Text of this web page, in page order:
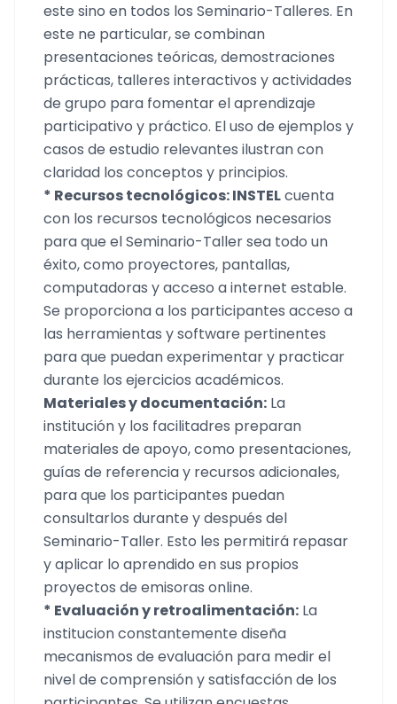
este sino en todos los Seminario-Talleres. En
este ne particular, se combinan
presentaciones teóricas, demostraciones
prácticas, talleres interactivos y actividades
de grupo para fomentar el aprendizaje
participativo y práctico. El uso de ejemplos y
casos de estudio relevantes ilustran con
claridad los conceptos y principios.
* Recursos tecnológicos: INSTELcuenta
con los recursos tecnológicos necesarios
para que el Seminario-Taller sea todo un
éxito, como proyectores, pantallas,
computadoras y acceso a internet estable.
Se proporciona a los participantes acceso a
las herramientas y software pertinentes
para que puedan experimentar y practicar
durante los ejercicios académicos.
Materiales y documentación: La
institución y los facilitadres preparan
materiales de apoyo, como presentaciones,
guías de referencia y recursos adicionales,
para que los participantes puedan
consultarlos durante y después del
Seminario-Taller. Esto les permitirá repasar
y aplicar lo aprendido en sus propios
proyectos de emisoras online.
* Evaluación y retroalimentación: La
institucion constantemente diseña
mecanismos de evaluación para medir el
nivel de comprensión y satisfacción de los